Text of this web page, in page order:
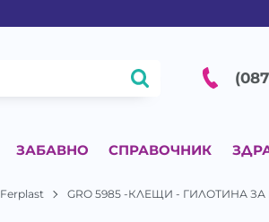
ЗАБАВНО СПРАВОЧНИК
Ferplast GRO 5985 -КЛЕЩИ - ГИЛОТИНА